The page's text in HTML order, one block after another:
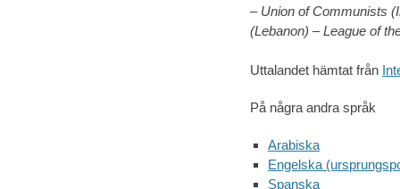
– Union of Communists
(Lebanon) – League of
Uttalandet hämtat från
På några andra språk
Arabiska
Engelska
Spanska